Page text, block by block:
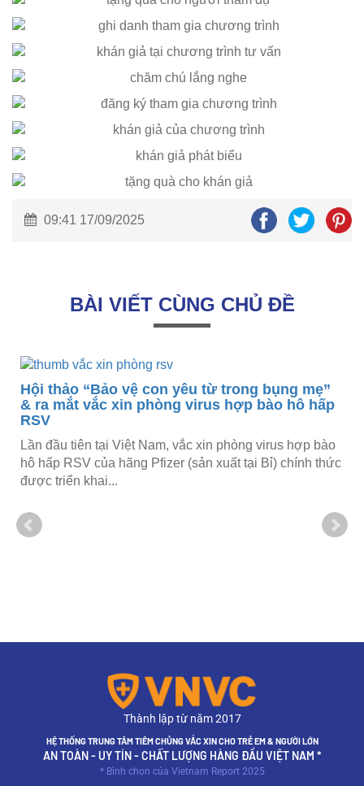
09:41 17/09/2025
BÀI VIẾT CÙNG CHỦ ĐỀ
Hội thảo “Bảo vệ con yêu từ trong bụng mẹ”
& ra mắt vắc xin phòng virus hợp bào hô hấp
RSV
Lần đầu tiên tại Việt Nam, vắc xin phòng virus hợp bào
hô hấp RSV của hãng Pfizer (sản xuất tại Bỉ) chính thức
được triển khai...
Thành lập từ năm 2017
HỆ THỐNG TRUNG TÂM TIÊM CHỦNG VẮC XIN CHO TRẺ EM & NGƯỜI LỚN
AN TOÀN - UY TÍN - CHẤT LƯỢNG HÀNG ĐẦU VIỆT NAM *
* Bình chọn của Vietnam Report 2025